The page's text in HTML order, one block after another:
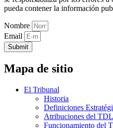
pueda contener la información
Nombre
Email
Submit
Mapa de sitio
El Tribunal
Historia
Definiciones
Atribuciones del
Funcionamiento del